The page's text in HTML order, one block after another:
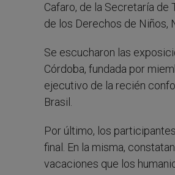
Cafaro, de la Secretaría
de los Derechos de Niños,
Se escucharon las
Córdoba, fundada por
ejecutivo de la recién
Brasil.
Por último, los
final. En la misma,
vacaciones que los